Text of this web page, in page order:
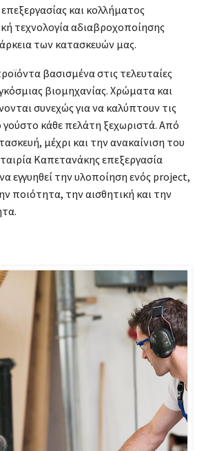
και κολλήματος
τεχνολογία αδιαβροχοποίησης
των κατασκευών μας.
βασισμένα στις τελευταίες
βιομηχανίας. Χρώματα και
συνεχώς για να καλύπτουν τις
γούστο κάθε πελάτη ξεχωριστά. Από
μέχρι και την ανακαίνιση του
Καπετανάκης επεξεργασία
εγγυηθεί την υλοποίηση ενός project,
ποιότητα, την αισθητική και την